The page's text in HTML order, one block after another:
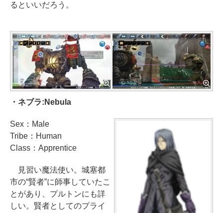
るといいだろう。
・ネブラ:Nebula
Sex：Male
Tribe：Human
Class：Apprentice
見習い魔法使い。城塞都
市の“賢者”に師事していたこ
とがあり、プルトンにも詳
しい。賢者としてのプライ